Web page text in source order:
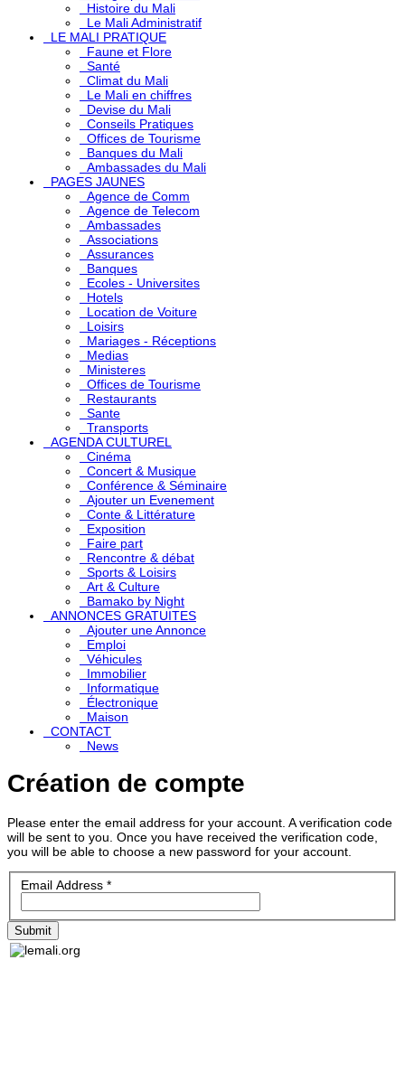
Histoire du Mali
Le Mali Administratif
LE MALI PRATIQUE
Faune et Flore
Santé
Climat du Mali
Le Mali en chiffres
Devise du Mali
Conseils Pratiques
Offices de Tourisme
Banques du Mali
Ambassades du Mali
PAGES JAUNES
Agence de Comm
Agence de Telecom
Ambassades
Associations
Assurances
Banques
Ecoles - Universites
Hotels
Location de Voiture
Loisirs
Mariages - Réceptions
Medias
Ministeres
Offices de Tourisme
Restaurants
Sante
Transports
AGENDA CULTUREL
Cinéma
Concert & Musique
Conférence & Séminaire
Ajouter un Evenement
Conte & Littérature
Exposition
Faire part
Rencontre & débat
Sports & Loisirs
Art & Culture
Bamako by Night
ANNONCES GRATUITES
Ajouter une Annonce
Emploi
Véhicules
Immobilier
Informatique
Électronique
Maison
CONTACT
News
Création de compte
Please enter the email address for your account. A verification code
will be sent to you. Once you have received the verification code,
you will be able to choose a new password for your account.
Email Address*
Submit